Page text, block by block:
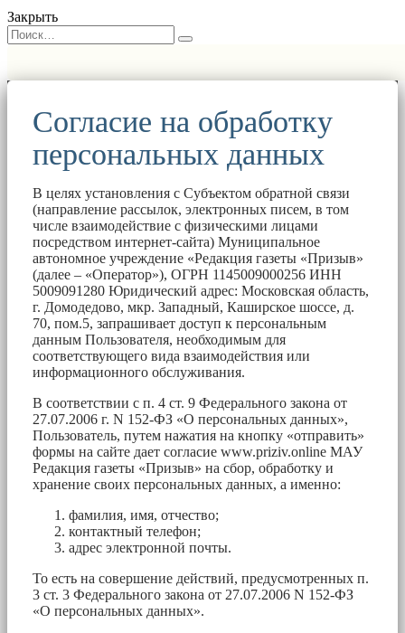
Закрыть
Согласие на обработку
персональных данных
В целях установления с Субъектом обратной связи
(направление рассылок, электронных писем, в том
числе взаимодействие с физическими лицами
посредством интернет-сайта) Муниципальное
автономное учреждение «Редакция газеты «Призыв»
(далее – «Оператор»), ОГРН 1145009000256 ИНН
5009091280 Юридический адрес: Московская область,
г. Домодедово, мкр. Западный, Каширское шоссе, д.
70, пом.5, запрашивает доступ к персональным
данным Пользователя, необходимым для
соответствующего вида взаимодействия или
информационного обслуживания.
В соответствии с п. 4 ст. 9 Федерального закона от
27.07.2006 г. N 152-ФЗ «О персональных данных»,
Пользователь, путем нажатия на кнопку «отправить»
формы на сайте дает согласие www.priziv.online МАУ
Редакция газеты «Призыв» на сбор, обработку и
хранение своих персональных данных, а именно:
фамилия, имя, отчество;
контактный телефон;
адрес электронной почты.
То есть на совершение действий, предусмотренных п.
3 ст. 3 Федерального закона от 27.07.2006 N 152-ФЗ
«О персональных данных».